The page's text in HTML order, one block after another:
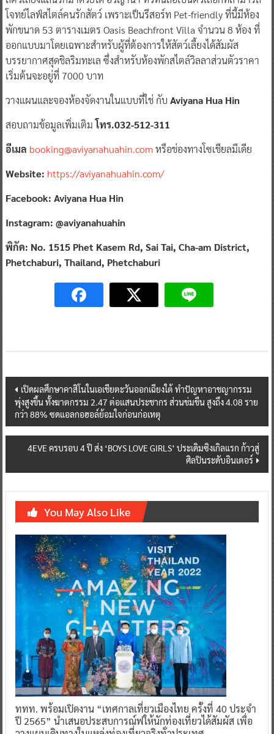
พักขนาด 53 ตารางเมตร Oasis Beachfront Villa จำนวน 8 ห้อง ที่
ออกแบบมาโดยเฉพาะสำหรับผู้ที่ต้องการให้สัตว์เลี้ยงได้สัมผัส
บรรยากาศสุดชิลริมทะเล ซึ่งสำหรับห้องพักสไตล์วิลลาส่วนตัวราคา
เริ่มต้นจะอยู่ที่ 7000 บาท
วางแผนและจองห้องจัดงานในแบบที่ใช่ กับ
สอบถามข้อมูลเพิ่มเติมโทร.032-512-311
อีเมลbooking@aviyanahuahin.com หรือช่องทางโซเชียลมีเดีย
Website:https://aviyanahuahin.com/
Facebook: Aviyana Hua Hin
Instagram: @aviyanahuahin
พิกัด: No. 1515 Phet Kasem Rd, Sai Tai, Cha-am District,
navigation
พุ่งสูงขึ้น ทั้งฆาตกรรม 2.47 ต่อแสนประชากร ส่วนข่มขืน สูงถึง 4.08 ราย
กว่า 88% ซดแอลกอฮอล์ย้อมใจก่อนก่อเหตุ
4EVE ครบรอบ 4 ปี ส่ง ‘BOYS LOVE GIRLS’ ประเดิมซิงเกิลแรก ก้าวสู่
ศิลปินระดับอินเตอร์
ททท. พร้อมเปิดงาน “เทศกาลเที่ยวเมืองไทย ครั้งที่ 40 ประจำ
ปี 2565” นำเสนอประสบการณ์ฟให้นักท่องเที่ยวได้สัมผัส เพื่อ
วางแผนเดินทางในแหล่งท่องเที่ยวจริงทั่วประเทศ
19 กุมภาพันธ์ 2022 ^ jo ^ 0